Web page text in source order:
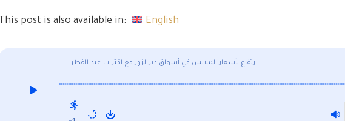
This post is also available in: English
ارتفاع بأسعار الملابس في أسواق ديرالزور مع اقتراب عيد الفطر